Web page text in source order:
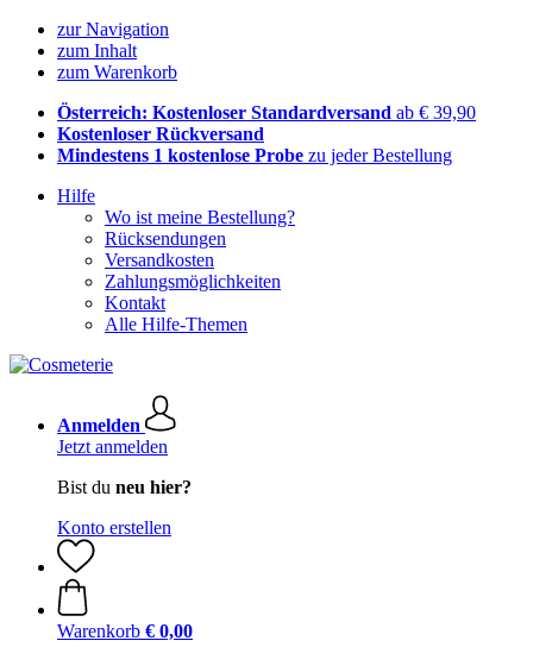
zur Navigation
zum Inhalt
zum Warenkorb
Österreich: Kostenloser Standardversand ab € 39,90
Kostenloser Rückversand
Mindestens 1 kostenlose Probe zu jeder Bestellung
Hilfe
Wo ist meine Bestellung?
Rücksendungen
Versandkosten
Zahlungsmöglichkeiten
Kontakt
Alle Hilfe-Themen
Anmelden
Jetzt anmelden
Bist du neu hier?
Konto erstellen
Warenkorb € 0,00